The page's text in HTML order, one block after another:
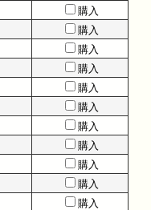
購入
購入
購入
購入
購入
購入
購入
購入
購入
購入
購入